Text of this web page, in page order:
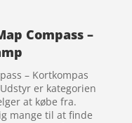
Compass –
– Kortkompas
er kategorien
at købe fra.
mange til at finde